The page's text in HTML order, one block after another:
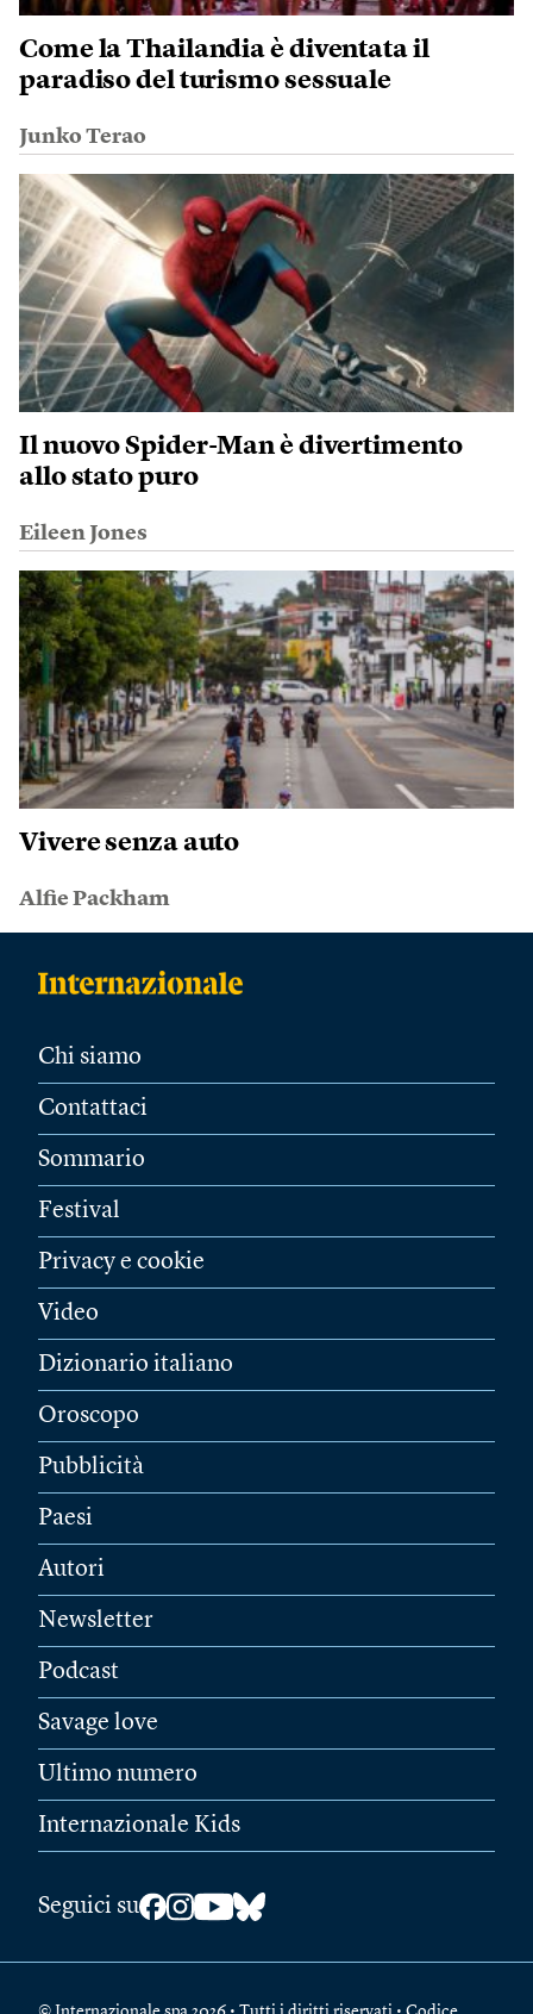
Come la Thailandia è diventata il
paradiso del turismo sessuale
Junko Terao
Il nuovo Spider-Man è divertimento
allo stato puro
Eileen Jones
Vivere senza auto
Alfie Packham
Chi siamo
Contattaci
Sommario
Festival
Privacy e cookie
Video
Dizionario italiano
Oroscopo
Pubblicità
Paesi
Autori
Newsletter
Podcast
Savage love
Ultimo numero
Internazionale Kids
Seguici su